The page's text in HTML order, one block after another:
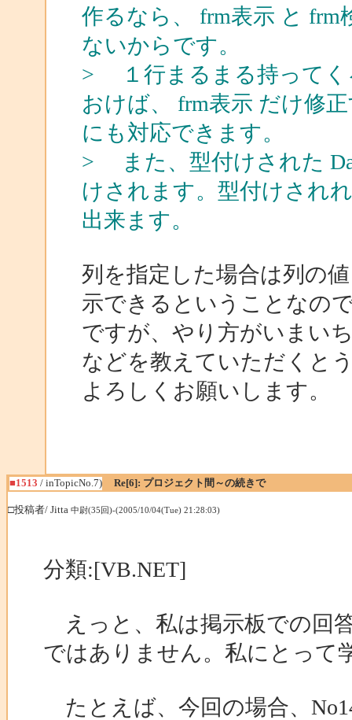
作るなら、 frm表示 と
ないからです。
> １行まるまる持ってく
おけば、 frm表示 だけ修
にも対応できます。
> また、型付けされた
けされます。型付けされ
出来ます。
列を指定した場合は列の
示できるということなの
ですが、やり方がいまい
などを教えていただくと
よろしくお願いします。
■1513 / inTopicNo.7) Re[6]: プロジェクト間～の続きで
□投稿者/ Jitta 中尉(35回)-(2005/10/04(Tue) 21:28:03)
分類:[VB.NET]
えっと、私は掲示板での回
ではありません。私にとって
たとえば、今回の場合、